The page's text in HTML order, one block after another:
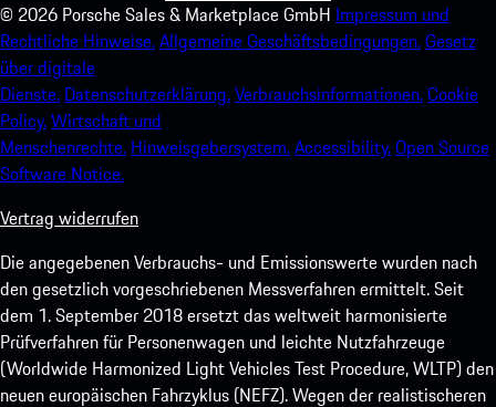
© 2026 Porsche Sales & Marketplace GmbH Impressum und
Rechtliche Hinweise.Allgemeine Geschäftsbedingungen.Gesetz
über digitale
Dienste. Datenschutzerklärung.Verbrauchsinformationen.Cookie
Policy.Wirtschaft und
Menschenrechte. Hinweisgebersystem.Accessibility.Open Source
Software Notice.
Vertrag widerrufen
Die angegebenen Verbrauchs- und Emissionswerte wurden nach
den gesetzlich vorgeschriebenen Messverfahren ermittelt. Seit
dem 1. September 2018 ersetzt das weltweit harmonisierte
Prüfverfahren für Personenwagen und leichte Nutzfahrzeuge
(Worldwide Harmonized Light Vehicles Test Procedure, WLTP) den
neuen europäischen Fahrzyklus (NEFZ). Wegen der realistischeren